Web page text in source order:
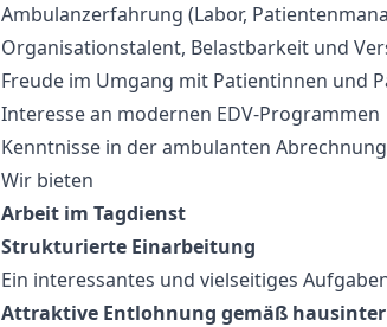
Ambulanzerfahrung (Labor,
Organisationstalent, Belastbarkeit und
Freude im Umgang mit Patientinnen und
Interesse an modernen EDV‑Programmen
Kenntnisse in der ambulanten Abrechnung
Wir bieten
Arbeit im Tagdienst
Strukturierte Einarbeitung
Ein interessantes und vielseitiges
Attraktive Entlohnung gemäß